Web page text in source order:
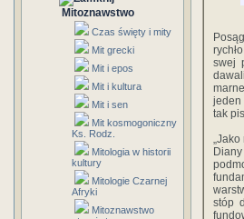
Mitoznawstwo
Czas święty i mity
Mit grecki
Mit i epos
Mit i kultura
Mit i sen
Mit kosmogoniczny
Ks. Rodz.
Mitologia w historii
kultury
Mitologie Czarnej
Afryki
Mitoznawstwo
swej
jeden
tak
stóp